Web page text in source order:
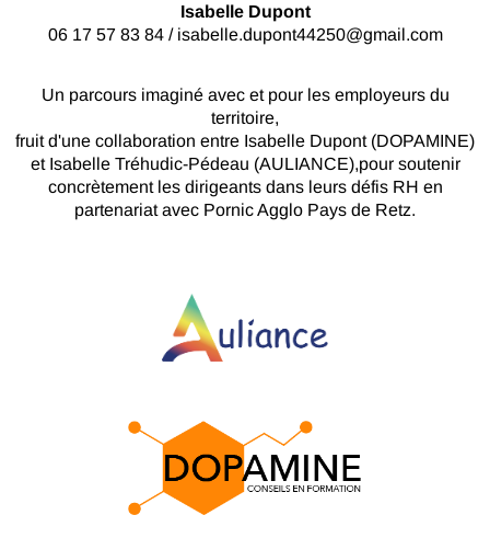
Isabelle Dupont
06 17 57 83 84 / isabelle.dupont44250@gmail.com
Un parcours imaginé avec et pour les employeurs du
territoire,
fruit d'une collaboration entre Isabelle Dupont (DOPAMINE)
et Isabelle Tréhudic-Pédeau (AULIANCE),pour soutenir
concrètement les dirigeants dans leurs défis RH en
partenariat avec Pornic Agglo Pays de Retz.